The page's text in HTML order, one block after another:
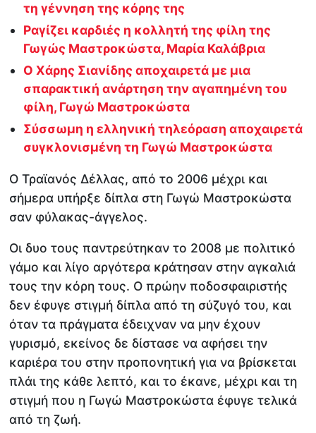
τη γέννηση της κόρης της
Ραγίζει καρδιές η κολλητή της φίλη της
Γωγώς Μαστροκώστα, Μαρία Καλάβρια
Ο Χάρης Σιανίδης αποχαιρετά με μια
σπαρακτική ανάρτηση την αγαπημένη του
φίλη, Γωγώ Μαστροκώστα
Σύσσωμη η ελληνική τηλεόραση αποχαιρετά
συγκλονισμένη τη Γωγώ Μαστροκώστα
Ο Τραϊανός Δέλλας, από το 2006 μέχρι και
σήμερα υπήρξε δίπλα στη Γωγώ Μαστροκώστα
σαν φύλακας-άγγελος.
Οι δυο τους παντρεύτηκαν το 2008 με πολιτικό
γάμο και λίγο αργότερα κράτησαν στην αγκαλιά
τους την κόρη τους. Ο πρώην ποδοσφαιριστής
δεν έφυγε στιγμή δίπλα από τη σύζυγό του, και
όταν τα πράγματα έδειχναν να μην έχουν
γυρισμό, εκείνος δε δίστασε να αφήσει την
καριέρα του στην προπονητική για να βρίσκεται
πλάι της κάθε λεπτό, και το έκανε, μέχρι και τη
στιγμή που η Γωγώ Μαστροκώστα έφυγε τελικά
από τη ζωή.